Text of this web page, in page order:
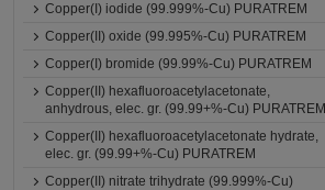
Copper(I) iodide (99.999%-Cu) PURATREM
Copper(II) oxide (99.995%-Cu) PURATREM
Copper(I) bromide (99.99%-Cu) PURATREM
Copper(II) hexafluoroacetylacetonate,
anhydrous, elec. gr. (99.99+%-Cu) PURATREM
Copper(II) hexafluoroacetylacetonate hydrate,
elec. gr. (99.99+%-Cu) PURATREM
Copper(II) nitrate trihydrate (99.999%-Cu)